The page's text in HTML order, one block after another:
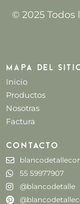
© 2025 Todos
Mapa del
Inicio
Productos
Nosotras
Factura
Contacto
55 59977907
@blancodetalle